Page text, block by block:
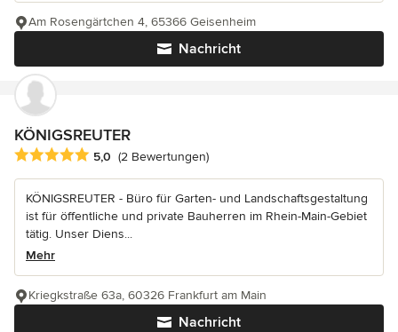
Nachricht
Am Rosengärtchen 4, 65366 Geisenheim
KÖNIGSREUTER
Durchschnittliche Bewertung: 5 von 5 Sternen
5,0 (2 Bewertungen)
KÖNIGSREUTER - Büro für Garten- und Landschaftsgestaltung
ist für öffentliche und private Bauherren im Rhein-Main-Gebiet
tätig. Unser Diens...
Mehr
Nachricht
Kriegkstraße 63a, 60326 Frankfurt am Main